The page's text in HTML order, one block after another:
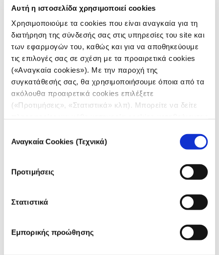
Αυτή η ιστοσελίδα χρησιμοποιεί cookies
Χρησιμοποιούμε τα cookies που είναι αναγκαία για τη
διατήρηση της σύνδεσής σας στις υπηρεσίες του site και
των εφαρμογών του, καθώς και για να αποθηκεύουμε
τις επιλογές σας σε σχέση με τα προαιρετικά cookies
(«Αναγκαία cookies»). Με την παροχή της
συγκατάθεσής σας, θα χρησιμοποιήσουμε όποια από τα
ακόλουθα προαιρετικά cookies επιλέξετε
(«Προτιμήσεις», «Στατιστικά» κλπ). Μπορείτε να δείτε
συγκατάθεσης
Αναγκαία Cookies (Τεχνικά)
Προτιμήσεις
Στατιστικά
Εμπορικής προώθησης
ΜΕΘΟΔΟΛΟΓΙΑ
Πώς φτιάξαμε την εφαρμογή για
Κέλλυ Κική, Θανάσης Τρομπούκης
Στάδια εργασίας, πηγές και επεξεργασία δεδομένων,
διαδικτυακής εφαρμογής του iMEdD Lab για την
πορεία της πανδημίας στην Ελλάδα και στον κόσμο.